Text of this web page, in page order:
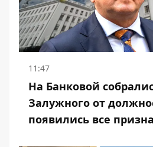
11:47
На Банковой
Залужного от
появились все